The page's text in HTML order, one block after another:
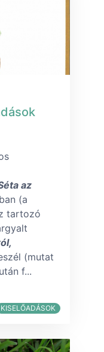
az
(a
tartozó
(mutat
f...
KISELŐADÁSOK